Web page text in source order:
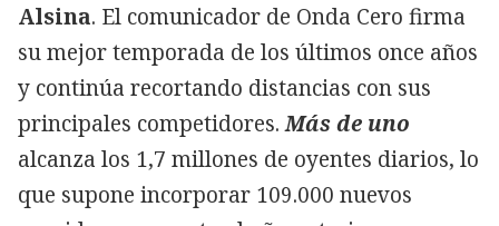
Alsina. El comunicador de Onda Cero firma
su mejor temporada de los últimos once años
y continúa recortando distancias con sus
principales competidores.Más de uno
alcanza los 1,7 millones de oyentes diarios, lo
que supone incorporar 109.000 nuevos